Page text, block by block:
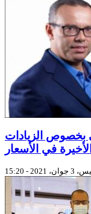
بخصوص الزيادات
الأخيرة في الأسعار
2021 - 15:20